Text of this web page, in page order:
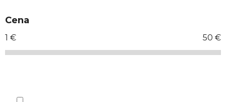
p
r
o
Cena
1 € 50 €